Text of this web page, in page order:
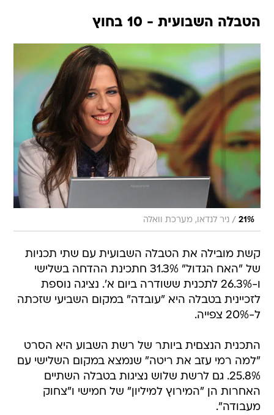
הטבלה השבועית - 10 בחוץ
21%
/ ניר לנדאו, מערכת וואלה
קשת מובילה את הטבלה השבועית עם שתי תכניות
של "האח הגדול" 31.3% חתכינת ההדחה בשלישי
ו-26.3% לתכנית ששודרה ביום א'. נציגה נוספת
לזכיינית בטבלה היא "עובדה" במקום השביעי שזכתה
ל-20% צפייה.
התכנית הנצםית ביותר של רשת השבוע היא הסרט
"למה רמי עזב את ריטה" שנמצא במקום השלישי עם
25.8%. גם לרשת שלוש נציגות בטבלה השתיים
האחרות הן "המירוץ למיליון" של חמישי ו"צחוק
מעבודה".